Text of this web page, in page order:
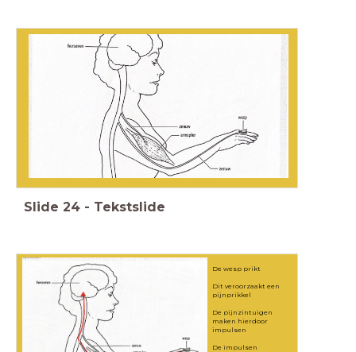
Slide 24 - Tekstslide
De wesp prikt
Dit veroorzaakt een
pijnprikkel
De pijnzintuigen
maken hierdoor
impulsen
De impulsen